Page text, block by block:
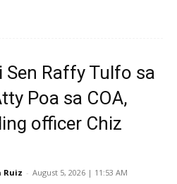
Sen Raffy Tulfo sa
Poa sa COA,
officer Chiz
Ruiz - August 5, 2026 | 11:53 AM